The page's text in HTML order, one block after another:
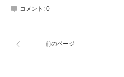
コメント: 0
前のページ